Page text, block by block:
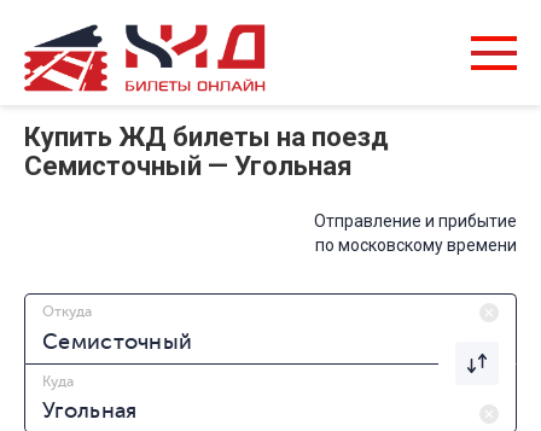
Купить ЖД билеты на поезд
Семисточный — Угольная
Отправление и прибытие
по московскому времени
Откуда
Куда